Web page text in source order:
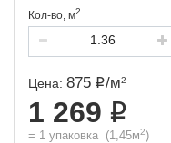
Кол-во, м2
Цена: 875 /м2
1 269
= 1 упаковка (1,45м2)